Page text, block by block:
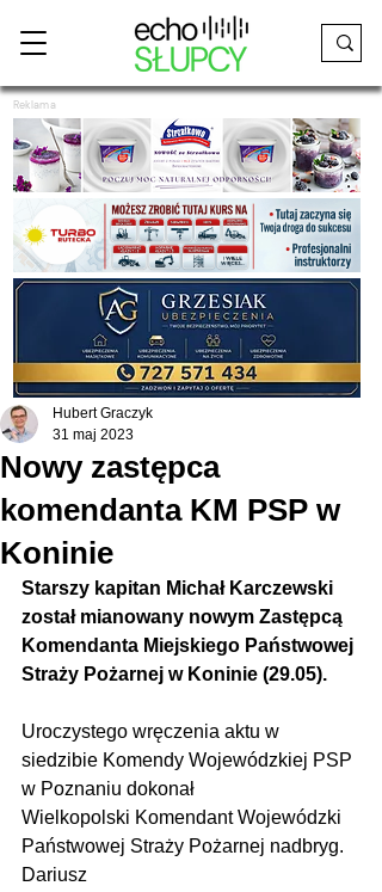
Reklama
Nowy zastępca
komendanta KM PSP w
Koninie
Hubert Graczyk
31 maj 2023
Starszy kapitan Michał Karczewski
został mianowany nowym Zastępcą
Komendanta Miejskiego Państwowej
Straży Pożarnej w Koninie (29.05).
Uroczystego wręczenia aktu w
siedzibie Komendy Wojewódzkiej PSP
w Poznaniu dokonał
Wielkopolski Komendant Wojewódzki
Państwowej Straży Pożarnej nadbryg.
Dariusz